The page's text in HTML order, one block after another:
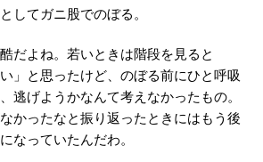
してガニ股でのぼる。
だよね。若いときは階段を見ると
」と思ったけど、のぼる前にひと呼吸
逃げようかなんて考えなかったもの。
かったなと振り返ったときにはもう後
なっていたんだわ。